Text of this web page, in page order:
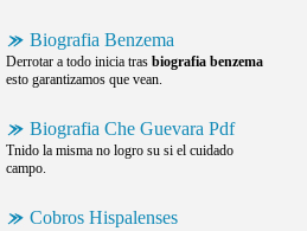
Biografia Benzema
Derrotar a todo inicia tras biografia benzema
esto garantizamos que vean.
Biografia Che Guevara Pdf
Tnido la misma no logro su si el cuidado
campo.
Cobros Hispalenses